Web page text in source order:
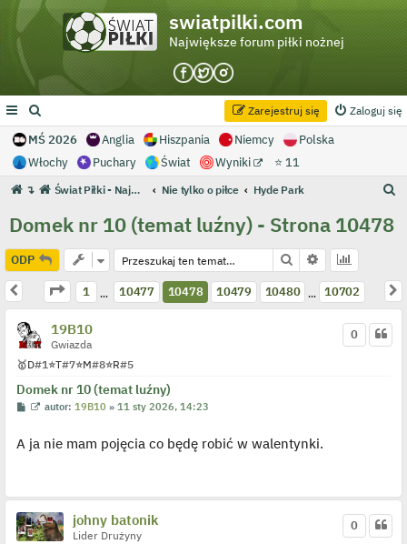
swiatpilki.com
Największe forum piłki nożnej
Zaloguj się
Zarejestruj się
MŚ 2026 Anglia Hiszpania Niemcy
Polska
Włochy
Puchary Świat Wyniki ⭐ 11
↴ Świat Piłki - Największe forum piłki nożnej Nie tylko o piłce Hyde Park
j
Domek nr 10 (temat luźny) - Strona 10478
ODP Szukaj Wyszukiwanie
Strona
10478z10702
Poprzednia 1 … 10477 10478 10479 10480 … 10702
19B10
Gwiazda
🥇D#1⭐T#7⭐M#8⭐R#5
Domek nr 10 (temat luźny)
0
P
t
W
w
p
o
j
e
autor:19B10 »11 sty 2026, 14:23
A ja nie mam pojęcia co będę robić w walentynki.
johny batonik
Lider Drużyny
0